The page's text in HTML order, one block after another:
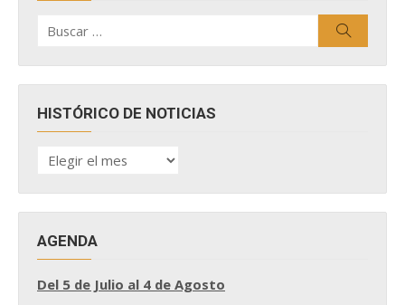
por:
HISTÓRICO DE NOTICIAS
HISTÓRICO
DE
AGENDA
Del 5 de Julio al 4 de Agosto